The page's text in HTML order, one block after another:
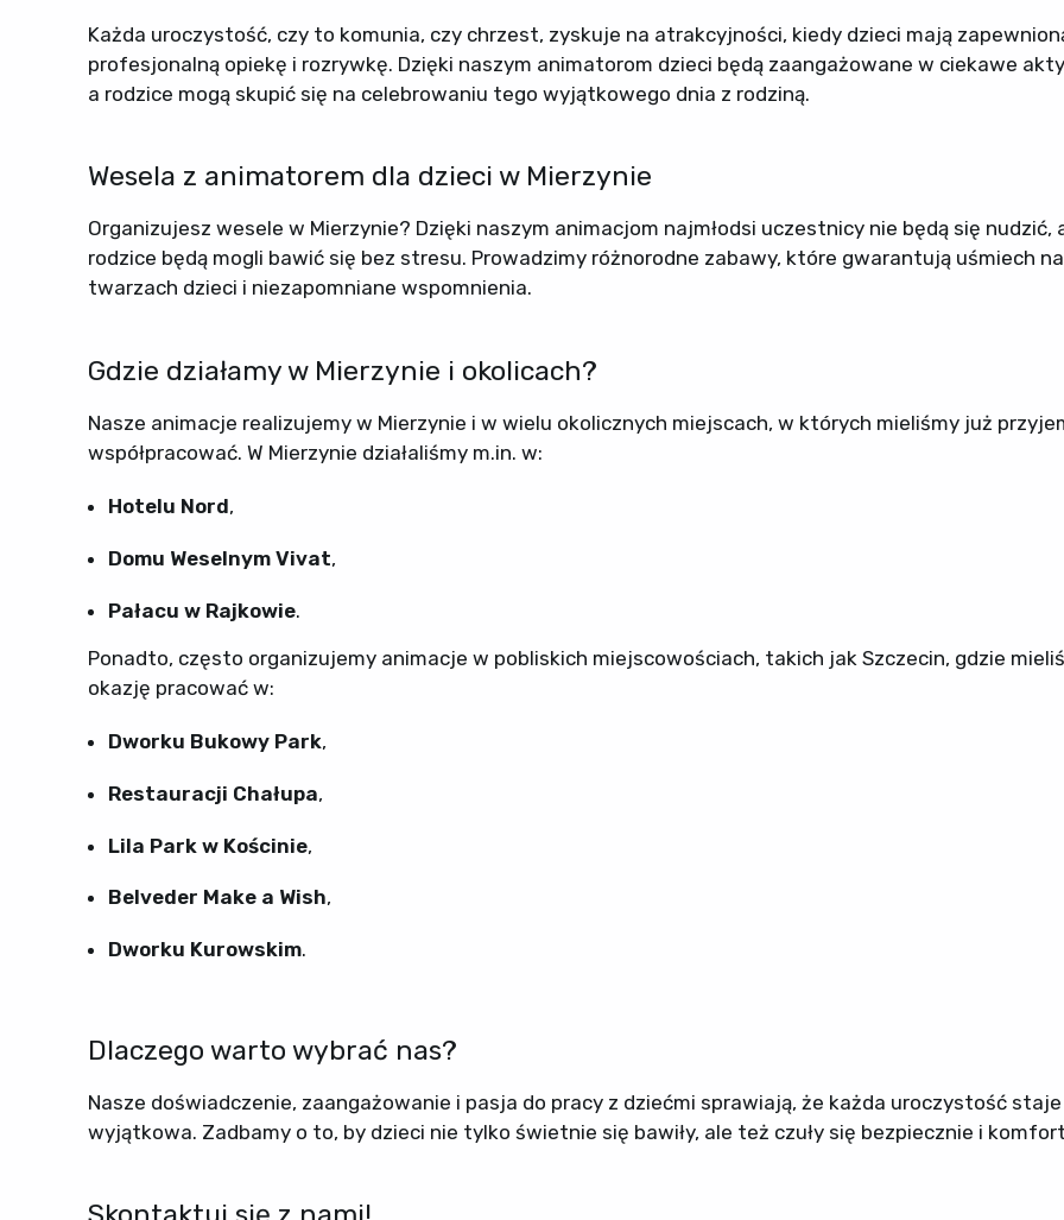
Każda uroczystość, czy to komunia, czy chrzest, zyskuje na atrakcyjności, kiedy dzieci mają
profesjonalną opiekę i rozrywkę. Dzięki naszym animatorom dzieci będą zaangażowane w ciekawe
a rodzice mogą skupić się na celebrowaniu tego wyjątkowego dnia z rodziną.
Wesela z animatorem dla dzieci w Mierzynie
Organizujesz wesele w Mierzynie? Dzięki naszym animacjom najmłodsi uczestnicy nie będą się nudzić,
rodzice będą mogli bawić się bez stresu. Prowadzimy różnorodne zabawy, które gwarantują uśmiech na
twarzach dzieci i niezapomniane wspomnienia.
Gdzie działamy w Mierzynie i okolicach?
Nasze animacje realizujemy w Mierzynie i w wielu okolicznych miejscach, w których mieliśmy już
współpracować. W Mierzynie działaliśmy m.in. w:
Hotelu Nord,
Domu Weselnym Vivat,
Pałacu w Rajkowie.
Ponadto, często organizujemy animacje w pobliskich miejscowościach, takich jak Szczecin, gdzie
okazję pracować w:
Dworku Bukowy Park,
Restauracji Chałupa,
Lila Park w Kościnie,
Belveder Make a Wish,
Dworku Kurowskim.
Dlaczego warto wybrać nas?
Nasze doświadczenie, zaangażowanie i pasja do pracy z dziećmi sprawiają, że każda uroczystość staje
wyjątkowa. Zadbamy o to, by dzieci nie tylko świetnie się bawiły, ale też czuły się bezpiecznie i